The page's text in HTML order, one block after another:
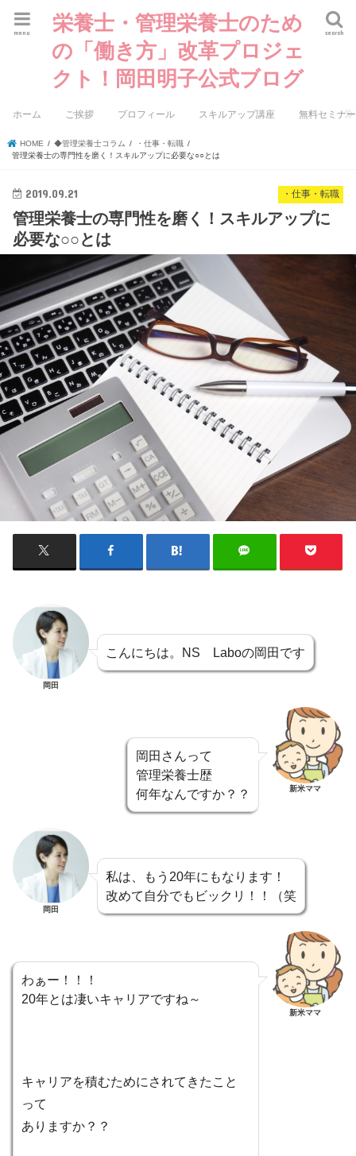
栄養士・管理栄養士のため
の「働き方」改革プロジェ
クト！岡田明子公式ブログ
search
menu
ホーム ご挨拶 プロフィール スキルアップ講座 無料セミナー
HOME ◆管理栄養士コラム
・仕事・転職
管理栄養士の専門性を磨く！スキルアップに必要な○○とは
・仕事・転職
2019.09.21
管理栄養士の専門性を磨く！スキルアップに
必要な○○とは
岡田
こんにちは。NS Laboの岡田です
岡田さんって
管理栄養士歴
何年なんですか？？
新米ママ
岡田
私は、もう20年にもなります！
改めて自分でもビックリ！！（笑
わぁー！！！
20年とは凄いキャリアですね～
キャリアを積むためにされてきたこと
って
ありますか？？
新米ママ